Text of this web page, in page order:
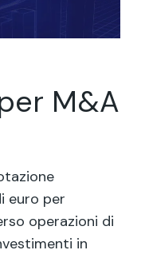
M&A
euro per
operazioni di
in